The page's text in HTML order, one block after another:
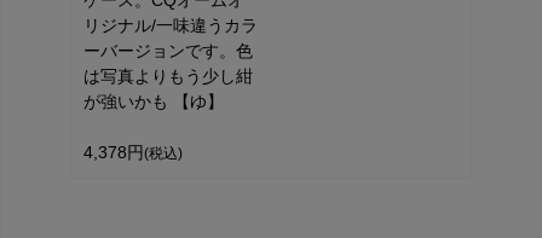
リジナル/一味違うカラ
ーバージョンです。色
は写真よりもう少し紺
が強いかも 【ゆ】
4,378円 (税込)